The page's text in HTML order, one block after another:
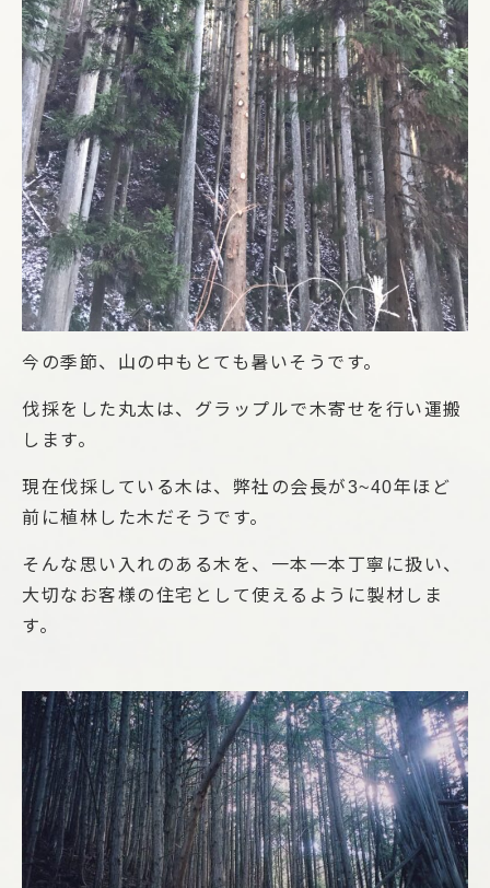
今の季節、山の中もとても暑いそうです。
伐採をした丸太は、グラップルで木寄せを行い運搬
します。
現在伐採している木は、弊社の会長が3~40年ほど
前に植林した木だそうです。
そんな思い入れのある木を、一本一本丁寧に扱い、
大切なお客様の住宅として使えるように製材しま
す。